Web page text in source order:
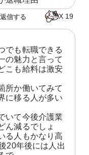
X 19
返信する
でも転職できる
の魅力と言って
こも給料は激安
所か働いてみて
に移る人が多い
いて今後介護業
ん減るでしょ
る人もかなり高
20年後には人出